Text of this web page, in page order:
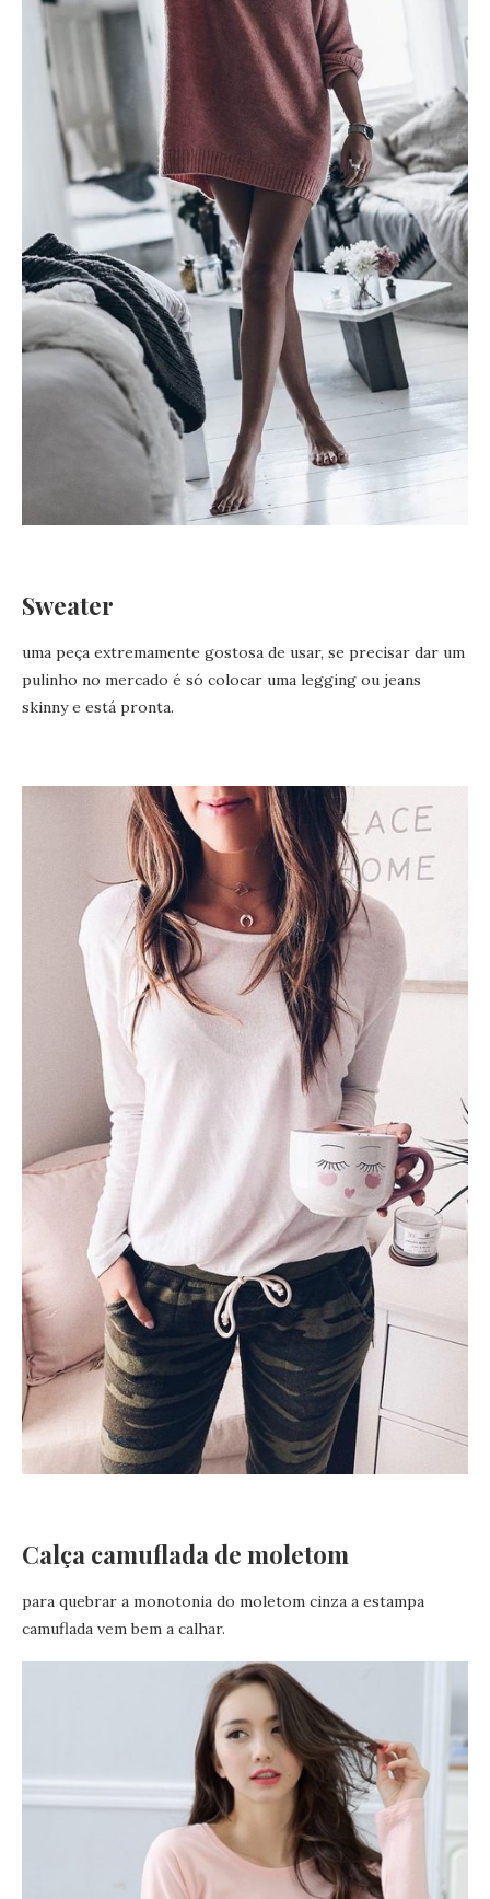
Sweater
uma peça extremamente gostosa de usar, se precisar dar um
pulinho no mercado é só colocar uma legging ou jeans
skinny e está pronta.
Calça camuflada de moletom
para quebrar a monotonia do moletom cinza a estampa
camuflada vem bem a calhar.